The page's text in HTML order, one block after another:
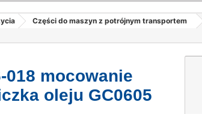
Części do maszyn z potrójnym transportem
018 mocowanie
oleju GC0605